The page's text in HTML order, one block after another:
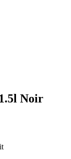
Noir